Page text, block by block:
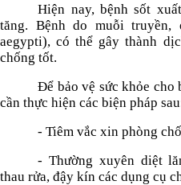
Hiện nay, bệnh sốt
tăng. Bệnh do muỗi
aegypti), có thể gây thành
chống tốt.
Để bảo vệ sức khỏe cho
cần thực hiện các biện pháp
- Tiêm vắc xin phòng
- Thường xuyên diệt
thau rửa, đậy kín các dụng cụ